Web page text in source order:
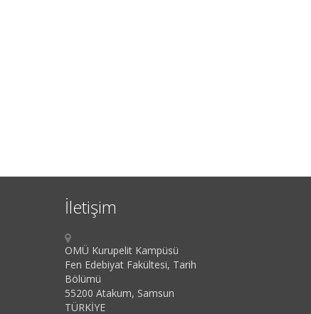
İletişim
OMÜ Kurupelit Kampüsü
Fen Edebiyat Fakültesi, Tarih
Bölümü
55200 Atakum, Samsun
TÜRKİYE